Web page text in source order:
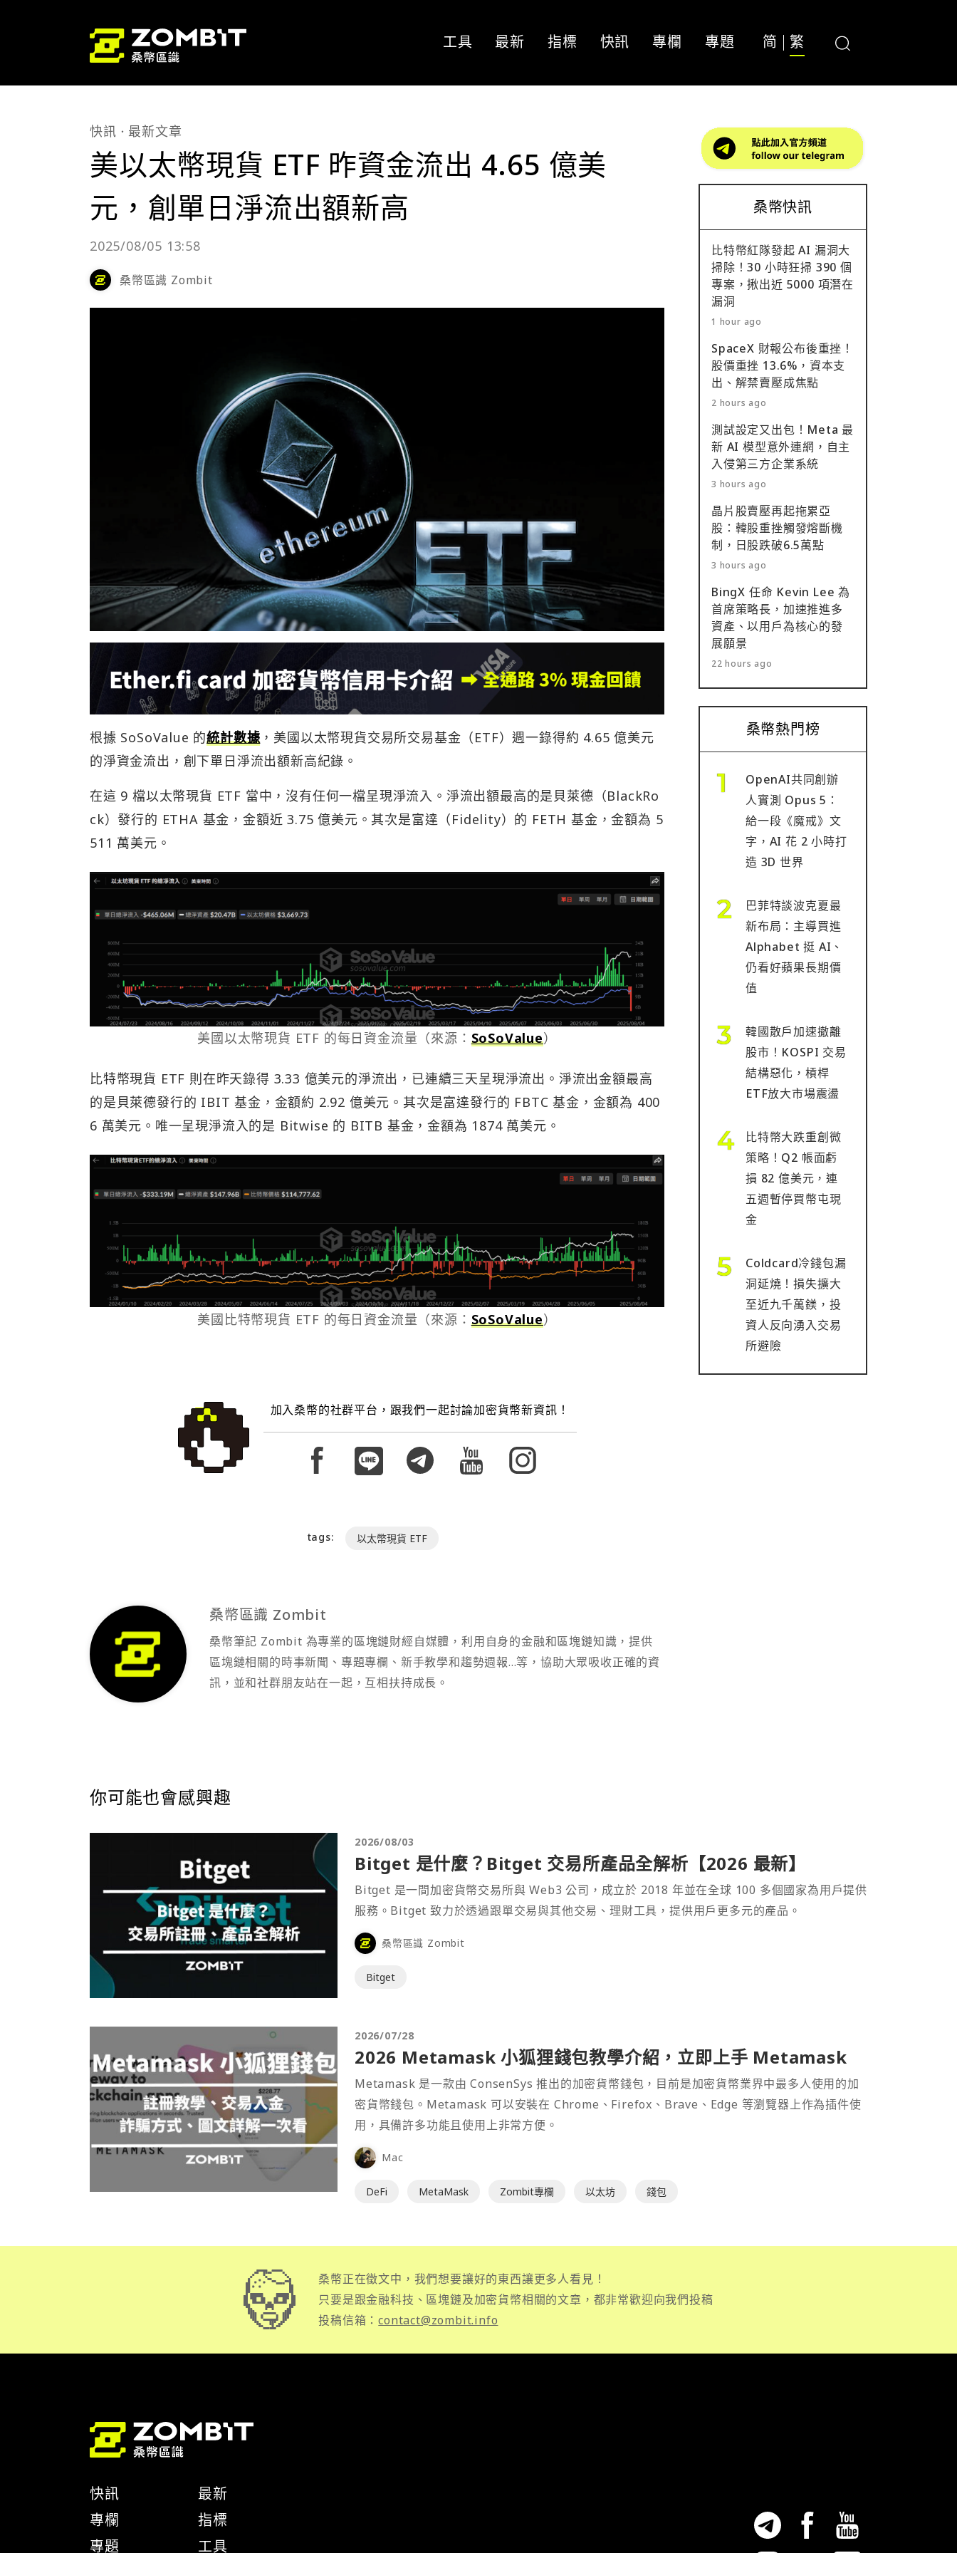
工具 最新 指標 快訊 專欄 專題 简 繁
快訊 最新文章
美以太幣現貨 ETF 昨資金流出 4.65 億美
元，創單日淨流出額新高
2025/08/05 13:58
桑幣區識 Zombit
根據 SoSoValue 的統計數據 ，美國以太幣現貨交易所交易基金（ETF）週一錄得約 4.65 億美元
的淨資金流出，創下單日淨流出額新高紀錄。
在這 9 檔以太幣現貨 ETF 當中，沒有任何一檔呈現淨流入。淨流出額最高的是貝萊德（BlackRo
ck）發行的 ETHA 基金，金額近 3.75 億美元。其次是富達（Fidelity）的 FETH 基金，金額為 5
511 萬美元。
美國以太幣現貨 ETF 的每日資金流量（來源： SoSoValue）
比特幣現貨 ETF 則在昨天錄得 3.33 億美元的淨流出，已連續三天呈現淨流出。淨流出金額最高
的是貝萊德發行的 IBIT 基金，金額約 2.92 億美元。其次是富達發行的 FBTC 基金，金額為 400
6 萬美元。唯一呈現淨流入的是 Bitwise 的 BITB 基金，金額為 1874 萬美元。
美國比特幣現貨 ETF 的每日資金流量（來源： SoSoValue）
加入桑幣的社群平台，跟我們一起討論加密貨幣新資訊！
tags: 以太幣現貨 ETF
桑幣區識 Zombit
桑幣筆記 Zombit 為專業的區塊鏈財經自媒體，利用自身的金融和區塊鏈知識，提供
區塊鏈相關的時事新聞、專題專欄、新手教學和趨勢週報...等，協助大眾吸收正確的資
訊，並和社群朋友站在一起，互相扶持成長。
桑幣快訊
比特幣紅隊發起 AI 漏洞大
掃除！30 小時狂掃 390 個
專案，揪出近 5000 項潛在
漏洞
1 hour ago
SpaceX 財報公布後重挫！
股價重挫 13.6%，資本支
出、解禁賣壓成焦點
2 hours ago
測試設定又出包！Meta 最
新 AI 模型意外連網，自主
入侵第三方企業系統
3 hours ago
晶片股賣壓再起拖累亞
股：韓股重挫觸發熔斷機
制，日股跌破6.5萬點
3 hours ago
BingX 任命 Kevin Lee 為
首席策略長，加速推進多
資產、以用戶為核心的發
展願景
22 hours ago
桑幣熱門榜
OpenAI共同創辦
人實測 Opus 5：
給一段《魔戒》文
字，AI 花 2 小時打
造 3D 世界
巴菲特談波克夏最
新布局：主導買進
Alphabet 挺 AI、
仍看好蘋果長期價
值
韓國散戶加速撤離
股市！KOSPI 交易
結構惡化，槓桿
ETF放大市場震盪
比特幣大跌重創微
策略！Q2 帳面虧
損 82 億美元，連
五週暫停買幣屯現
金
Coldcard冷錢包漏
洞延燒！損失擴大
至近九千萬鎂，投
資人反向湧入交易
所避險
你可能也會感興趣
2026/08/03
Bitget 是什麼？Bitget 交易所產品全解析【2026 最新】
Bitget 是一間加密貨幣交易所與 Web3 公司，成立於 2018 年並在全球 100 多個國家為用戶提供
服務。Bitget 致力於透過跟單交易與其他交易、理財工具，提供用戶更多元的產品。
桑幣區識 Zombit
Bitget
2026/07/28
2026 Metamask 小狐狸錢包教學介紹，立即上手 Metamask
Metamask 是一款由 ConsenSys 推出的加密貨幣錢包，目前是加密貨幣業界中最多人使用的加
密貨幣錢包。Metamask 可以安裝在 Chrome、Firefox、Brave、Edge 等瀏覽器上作為插件使
用，具備許多功能且使用上非常方便。
Mac
DeFi MetaMask Zombit專欄 以太坊 錢包
桑幣正在徵文中，我們想要讓好的東西讓更多人看見！
只要是跟金融科技、區塊鏈及加密貨幣相關的文章，都非常歡迎向我們投稿
投稿信箱：contact@zombit.info
快訊
專欄
專題
最新
指標
工具